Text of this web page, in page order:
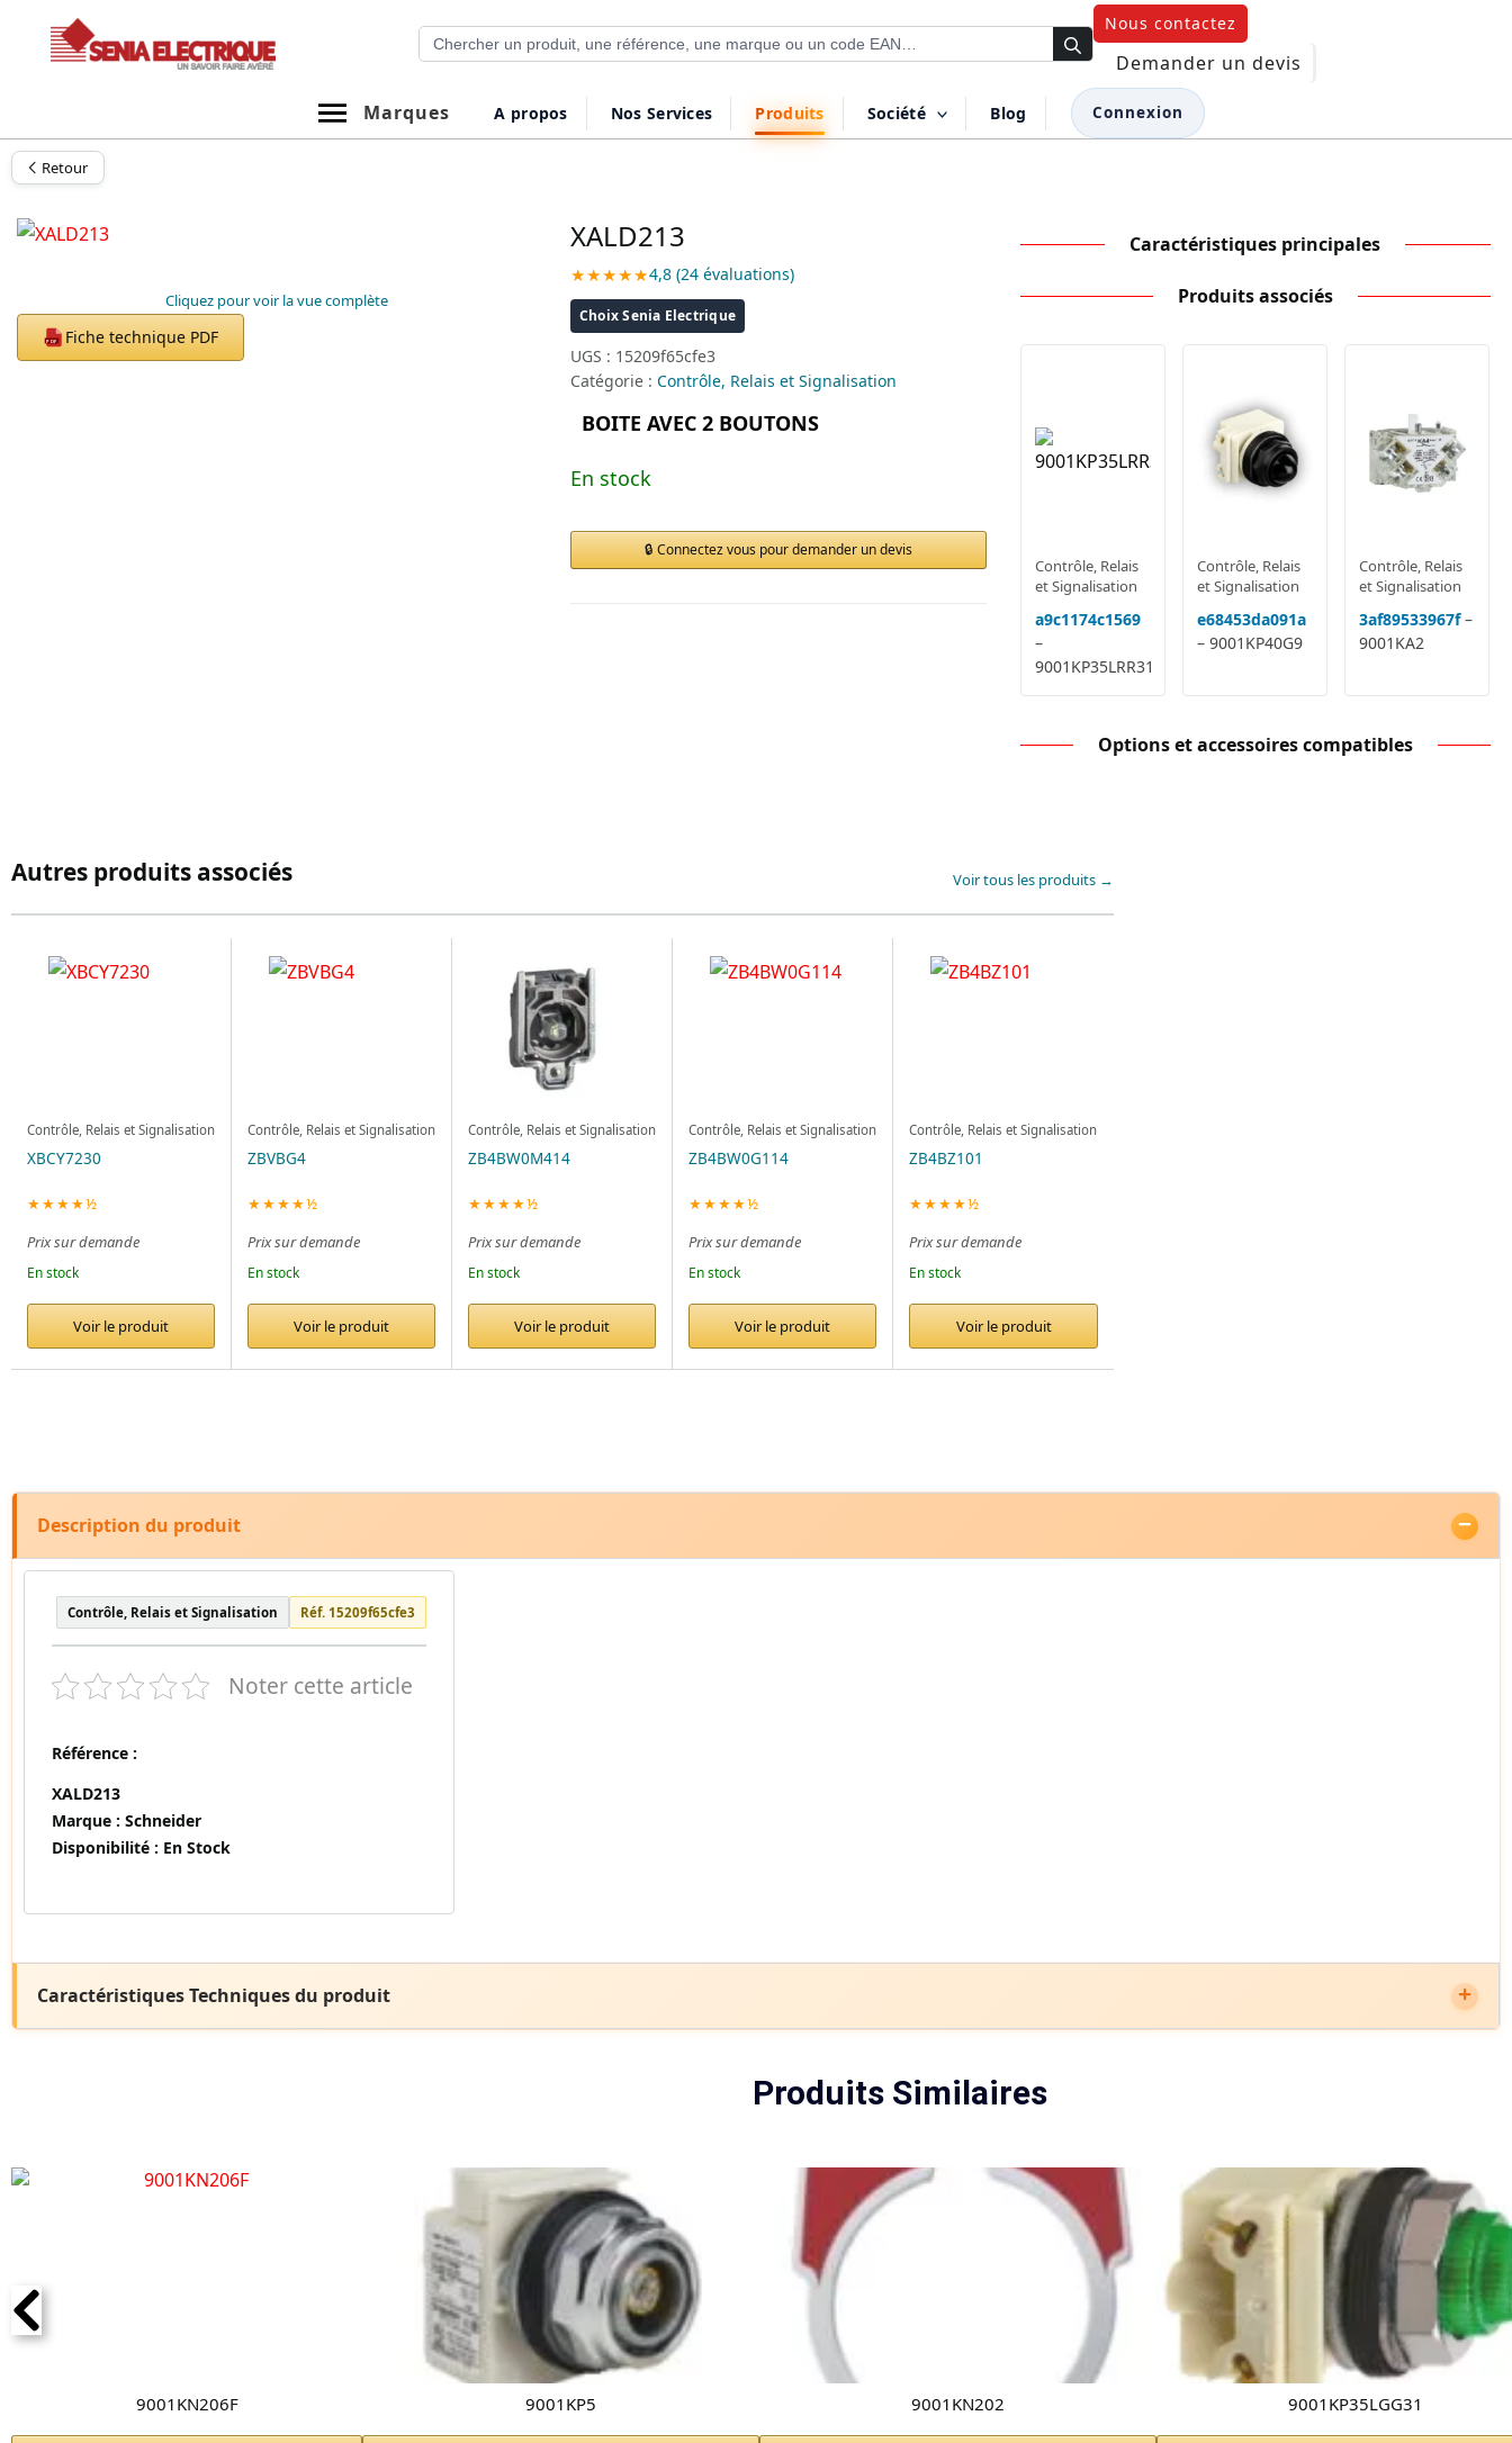
Recherche de produits
Nous contactez
Demander un devis
Marques
A propos Nos Services Produits Société Blog Connexion
Retour
Cliquez pour voir la vue complète
PDF Fiche technique PDF
XALD213
★★★★★4,8 (24 évaluations)
Choix Senia Electrique
UGS : 15209f65cfe3
Catégorie : Contrôle, Relais et Signalisation
BOITE AVEC 2 BOUTONS
En stock
Connectez vous pour demander un devis
Caractéristiques principales
Produits associés
Contrôle, Relais
et Signalisation
a9c1174c1569
–
9001KP35LRR31
Contrôle, Relais
et Signalisation
e68453da091a
– 9001KP40G9
Contrôle, Relais
et Signalisation
3af89533967f –
9001KA2
Options et accessoires compatibles
Autres produits associés Voir tous les produits →
Contrôle, Relais et Signalisation
XBCY7230
★★★★½
Prix sur demande
En stock
Voir le produit
Contrôle, Relais et Signalisation
ZBVBG4
★★★★½
Prix sur demande
En stock
Voir le produit
Contrôle, Relais et Signalisation
ZB4BW0M414
★★★★½
Prix sur demande
En stock
Voir le produit
Contrôle, Relais et Signalisation
ZB4BW0G114
★★★★½
Prix sur demande
En stock
Voir le produit
Contrôle, Relais et Signalisation
ZB4BZ101
★★★★½
Prix sur demande
En stock
Voir le produit
Description du produit
Contrôle, Relais et Signalisation Réf. 15209f65cfe3
Noter cette article
Référence :
XALD213
Marque : Schneider
Disponibilité : En Stock
Caractéristiques Techniques du produit
Produits Similaires
9001KN206F 9001KP5 9001KN202 9001KP35LGG31